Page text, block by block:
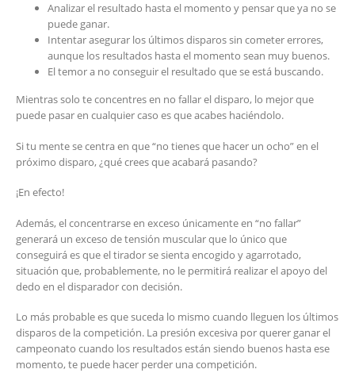
Analizar el resultado hasta el momento y pensar que ya no se
puede ganar.
Intentar asegurar los últimos disparos sin cometer errores,
aunque los resultados hasta el momento sean muy buenos.
El temor a no conseguir el resultado que se está buscando.
Mientras solo te concentres en no fallar el disparo, lo mejor que
puede pasar en cualquier caso es que acabes haciéndolo.
Si tu mente se centra en que “no tienes que hacer un ocho” en el
próximo disparo, ¿qué crees que acabará pasando?
¡En efecto!
Además, el concentrarse en exceso únicamente en “no fallar”
generará un exceso de tensión muscular que lo único que
conseguirá es que el tirador se sienta encogido y agarrotado,
situación que, probablemente, no le permitirá realizar el apoyo del
dedo en el disparador con decisión.
Lo más probable es que suceda lo mismo cuando lleguen los últimos
disparos de la competición. La presión excesiva por querer ganar el
campeonato cuando los resultados están siendo buenos hasta ese
momento, te puede hacer perder una competición.